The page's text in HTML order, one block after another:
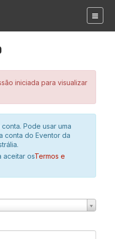
iniciada para visualizar
Pode usar uma
conta do Eventor da
aceitar osTermos e